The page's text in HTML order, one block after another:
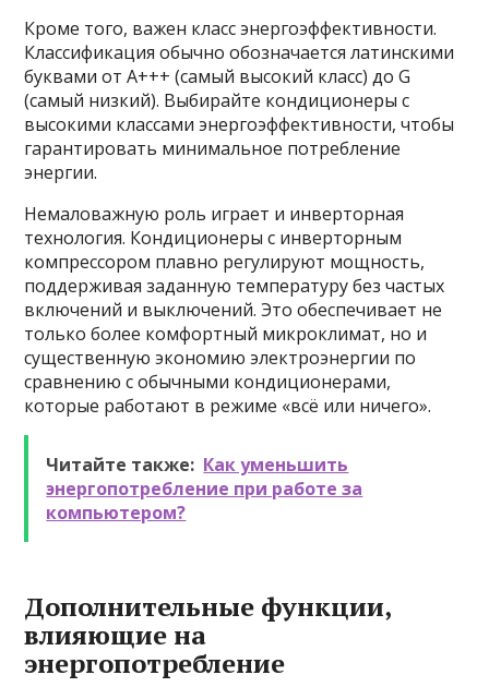
Кроме того, важен класс энергоэффективности.
Классификация обычно обозначается латинскими
буквами от A+++ (самый высокий класс) до G
(самый низкий). Выбирайте кондиционеры с
высокими классами энергоэффективности, чтобы
гарантировать минимальное потребление
энергии.
Немаловажную роль играет и инверторная
технология. Кондиционеры с инверторным
компрессором плавно регулируют мощность,
поддерживая заданную температуру без частых
включений и выключений. Это обеспечивает не
только более комфортный микроклимат, но и
существенную экономию электроэнергии по
сравнению с обычными кондиционерами,
которые работают в режиме «всё или ничего».
Читайте также: Как уменьшить
энергопотребление при работе за
компьютером?
Дополнительные функции,
влияющие на
энергопотребление